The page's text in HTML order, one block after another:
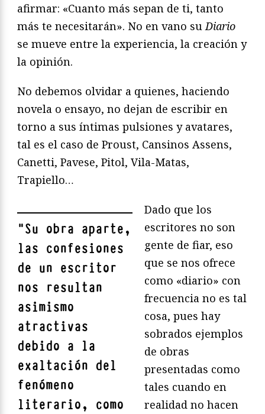
afirmar: «Cuanto más sepan de ti, tanto
más te necesitarán». No en vano su Diario
se mueve entre la experiencia, la creación y
la opinión.
No debemos olvidar a quienes, haciendo
novela o ensayo, no dejan de escribir en
torno a sus íntimas pulsiones y avatares,
tal es el caso de Proust, Cansinos Assens,
Canetti, Pavese, Pitol, Vila-Matas,
Trapiello…
"Su obra aparte,
las confesiones
de un escritor
nos resultan
asimismo
atractivas
debido a la
exaltación del
fenómeno
literario, como
Dado que los
escritores no son
gente de fiar, eso
que se nos ofrece
como «diario» con
frecuencia no es tal
cosa, pues hay
sobrados ejemplos
de obras
presentadas como
tales cuando en
realidad no hacen